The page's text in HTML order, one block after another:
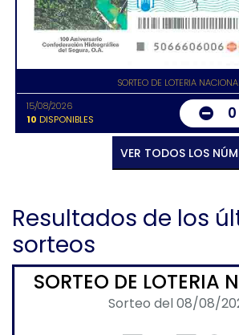
SORTEO DE LOTERIA
15/08/2026
10 DISPONIBLES 0
VER
Resultados de los
sorteos
SORTEO DE LOTERIA
Sorteo del 08/08/